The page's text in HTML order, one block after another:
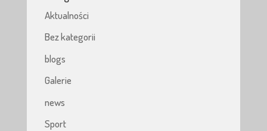
Aktualności
Bez kategorii
blogs
Galerie
news
Sport